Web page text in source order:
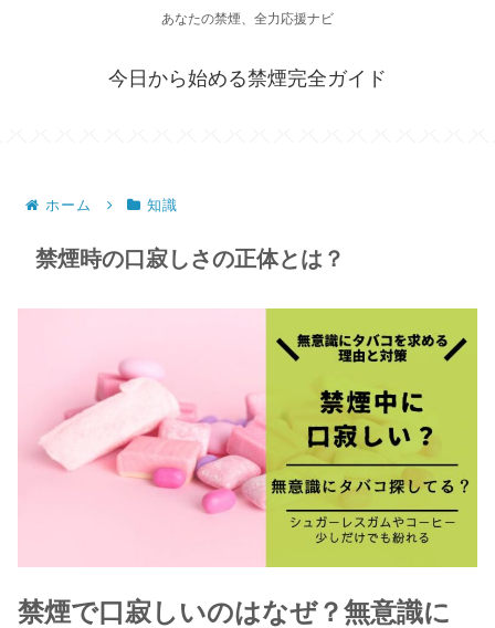
あなたの禁煙、全力応援ナビ
今日から始める禁煙完全ガイド
ホーム 知識
禁煙時の口寂しさの正体とは？
禁煙で口寂しいのはなぜ？無意識に